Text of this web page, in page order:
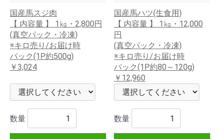
国産馬スジ肉
【 内容量 】 1㎏・2,800円
(真空パック・冷凍)
※キロ売り/お届け時
パック(1P約500g)
￥3,024
数量
国産馬ハツ(生食用)
【 内容量 】 1㎏・12,000
円
(真空パック・冷凍)
※キロ売り/お届け時
パック(1P約80～120g)
￥12,960
数量